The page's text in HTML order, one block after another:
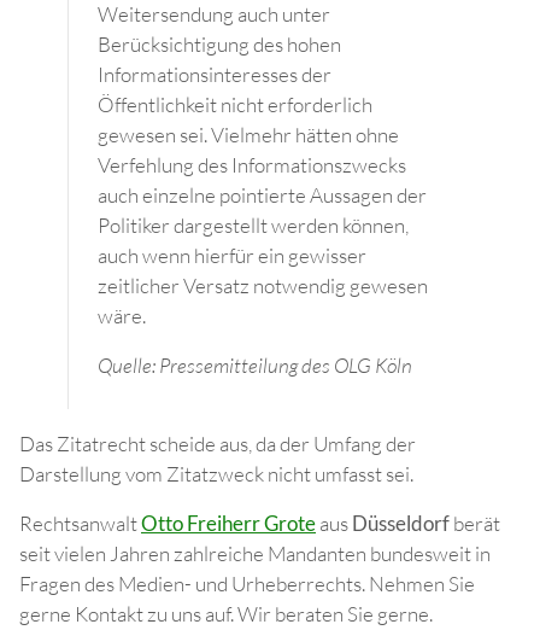
Weitersendung auch unter
Berücksichtigung des hohen
Informationsinteresses der
Öffentlichkeit nicht erforderlich
gewesen sei. Vielmehr hätten ohne
Verfehlung des Informationszwecks
auch einzelne pointierte Aussagen der
Politiker dargestellt werden können,
auch wenn hierfür ein gewisser
zeitlicher Versatz notwendig gewesen
wäre.
Quelle: Pressemitteilung des OLG Köln
Das Zitatrecht scheide aus, da der Umfang der
Darstellung vom Zitatzweck nicht umfasst sei.
RechtsanwaltOtto Freiherr GroteausDüsseldorfberät
seit vielen Jahren zahlreiche Mandanten bundesweit in
Fragen des Medien- und Urheberrechts. Nehmen Sie
gerne Kontakt zu uns auf. Wir beraten Sie gerne.